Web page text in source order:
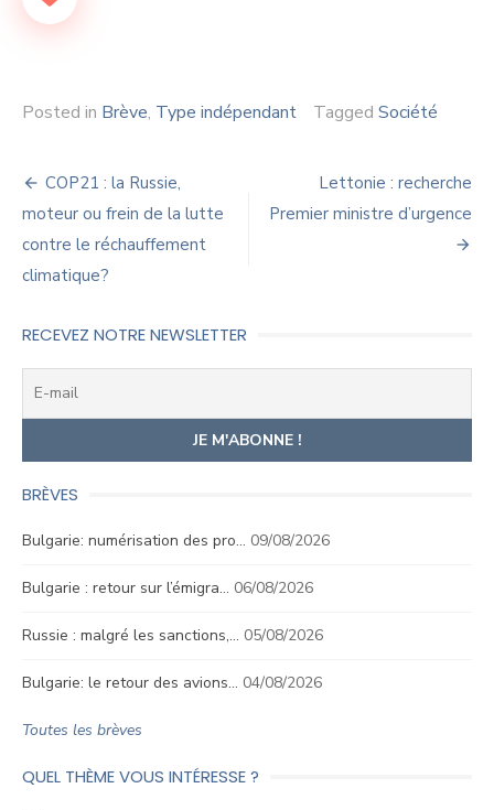
Posted in Brève, Type indépendant Tagged Société
Navigation
de
l’article
COP21 : la Russie,
moteur ou frein de la lutte
contre le réchauffement
climatique?
Lettonie : recherche
Premier ministre d’urgence
RECEVEZ NOTRE NEWSLETTER
BRÈVES
Bulgarie: numérisation des pro… 09/08/2026
Bulgarie : retour sur l’émigra… 06/08/2026
Russie : malgré les sanctions,… 05/08/2026
Bulgarie: le retour des avions… 04/08/2026
Toutes les brèves
QUEL THÈME VOUS INTÉRESSE ?